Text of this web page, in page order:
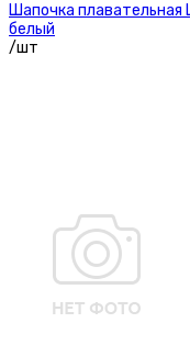
Шапочка плавательная
белый
/шт